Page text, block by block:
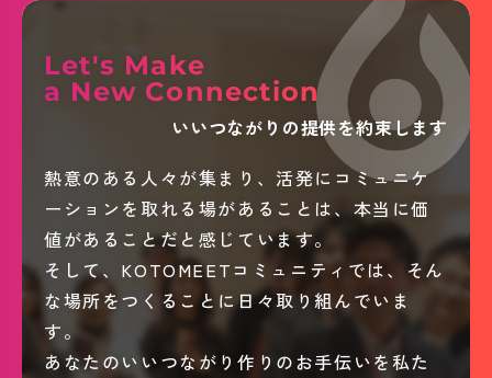
Let's Make
a New Connection
いいつながりの提供を約束します
熱意のある人々が集まり、活発にコミュニケ
ーションを取れる場があることは、本当に価
値があることだと感じています。
そして、KOTOMEETコミュニティでは、そん
な場所をつくることに日々取り組んでいま
す。
あなたのいいつながり作りのお手伝いを私た